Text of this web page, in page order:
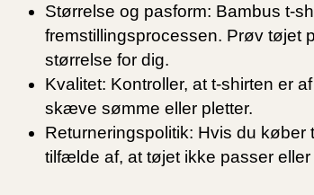
Størrelse og pasform: Bambus t-
fremstillingsprocessen. Prøv tøjet
størrelse for dig.
Kvalitet: Kontroller, at t-shirten er
skæve sømme eller pletter.
Returneringspolitik: Hvis du køber
tilfælde af, at tøjet ikke passer